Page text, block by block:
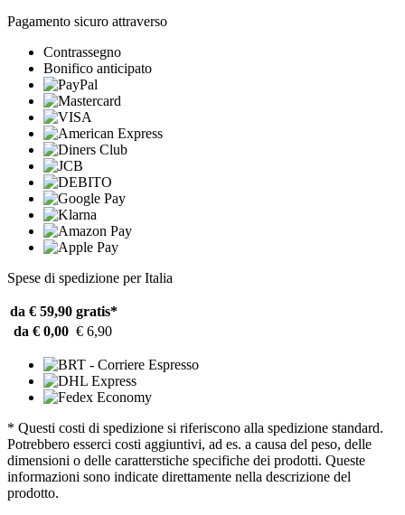
Pagamento sicuro attraverso
Contrassegno
Bonifico anticipato
Spese di spedizione per Italia
da € 59,90 gratis*
da € 0,00 € 6,90
* Questi costi di spedizione si riferiscono alla spedizione standard.
Potrebbero esserci costi aggiuntivi, ad es. a causa del peso, delle
dimensioni o delle caratterstiche specifiche dei prodotti. Queste
informazioni sono indicate direttamente nella descrizione del
prodotto.